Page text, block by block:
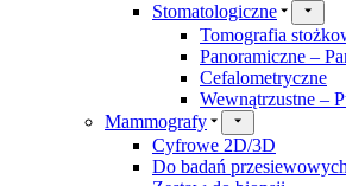
Stomatologiczne
Tomografia
Panoramiczne –
Cefalometryczne
Wewnątrzustne –
Mammografy
Cyfrowe 2D/3D
Do badań przesiewowych